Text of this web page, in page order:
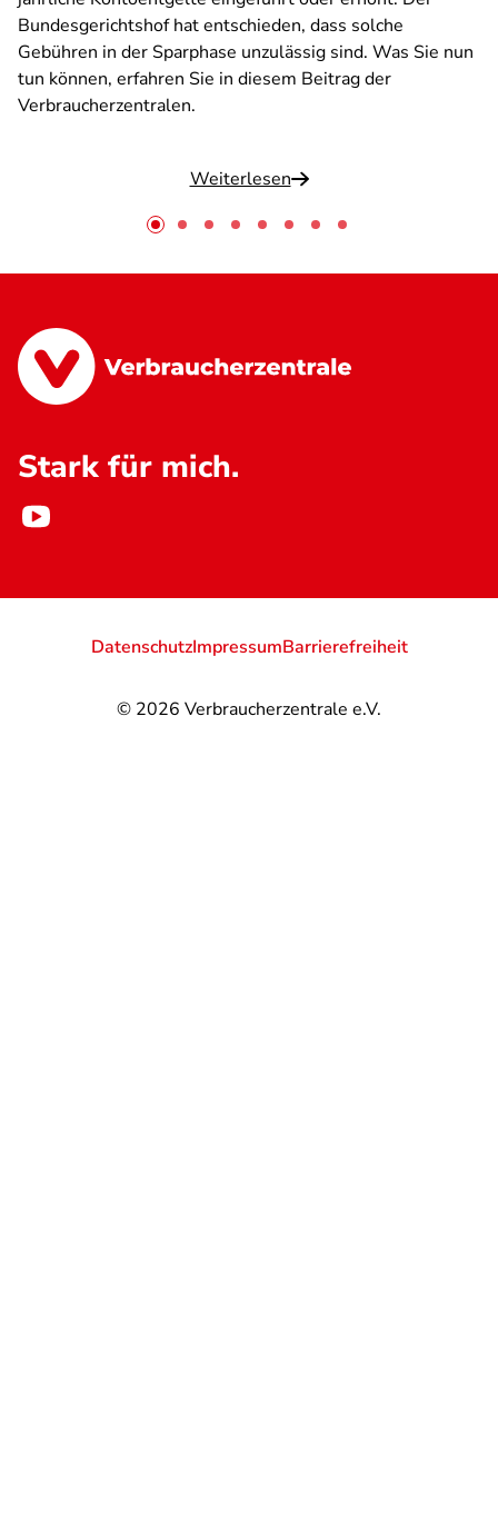
Bundesgerichtshof hat entschieden, dass solche
Gebühren in der Sparphase unzulässig sind. Was Sie nun
tun können, erfahren Sie in diesem Beitrag der
Verbraucherzentralen.
Weiterlesen
Stark für mich.
© 2026 Verbraucherzentrale e.V.
DatenschutzImpressumBarrierefreiheit